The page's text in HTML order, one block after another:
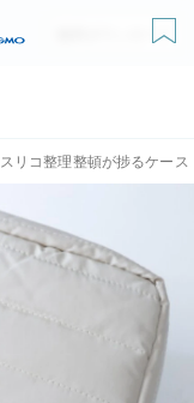
無料ダウンロード
スリコ整理整頓が捗るケース